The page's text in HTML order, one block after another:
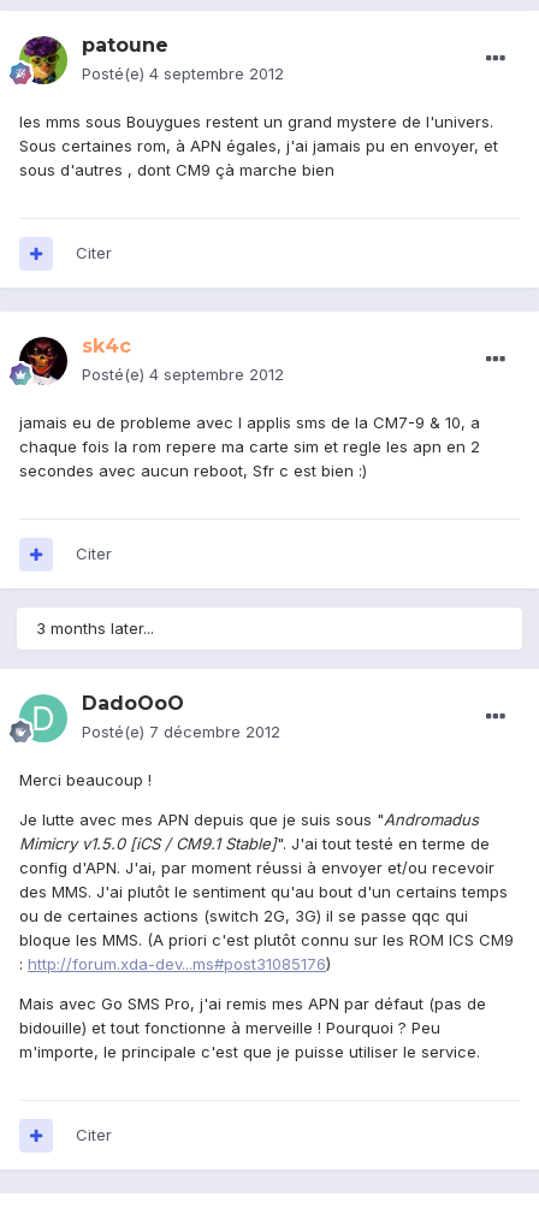
patoune
Posté(e) 4 septembre 2012
les mms sous Bouygues restent un grand mystere de l'univers.
Sous certaines rom, à APN égales, j'ai jamais pu en envoyer, et
sous d'autres , dont CM9 çà marche bien
Citer
sk4c
Posté(e) 4 septembre 2012
jamais eu de probleme avec l applis sms de la CM7-9 & 10, a
chaque fois la rom repere ma carte sim et regle les apn en 2
secondes avec aucun reboot, Sfr c est bien :)
Citer
3 months later...
DadoOoO
Posté(e) 7 décembre 2012
Merci beaucoup !
Je lutte avec mes APN depuis que je suis sous "Andromadus
Mimicry v1.5.0 [iCS / CM9.1 Stable]". J'ai tout testé en terme de
config d'APN. J'ai, par moment réussi à envoyer et/ou recevoir
des MMS. J'ai plutôt le sentiment qu'au bout d'un certains temps
ou de certaines actions (switch 2G, 3G) il se passe qqc qui
bloque les MMS. (A priori c'est plutôt connu sur les ROM ICS CM9
: http://forum.xda-dev...ms#post31085176)
Mais avec Go SMS Pro, j'ai remis mes APN par défaut (pas de
bidouille) et tout fonctionne à merveille ! Pourquoi ? Peu
m'importe, le principale c'est que je puisse utiliser le service.
Citer